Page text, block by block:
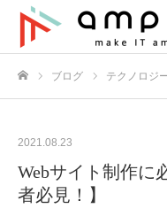
ブログ テクノロジ
2021.08.23
Webサイト制作に
者必見！】